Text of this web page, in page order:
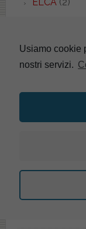
ELENA(4)
ELIOS(5)
ELIVAS(1)
Usiamo cookie
nostri servizi.